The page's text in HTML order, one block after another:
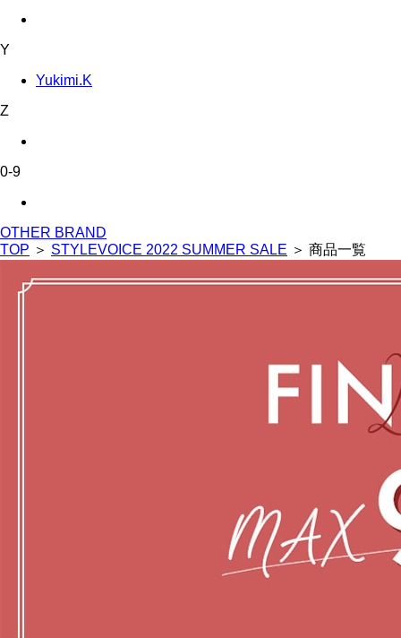
Y
Yukimi.K
Z
0-9
OTHER BRAND
TOP ＞ STYLEVOICE 2022 SUMMER SALE ＞ 商品一覧